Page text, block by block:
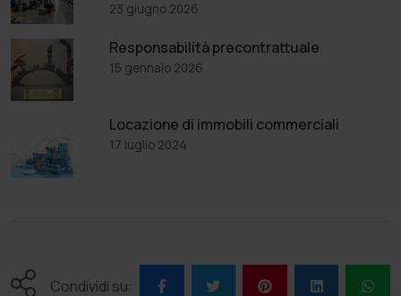
23 giugno 2026
Responsabilità precontrattuale
15 gennaio 2026
Locazione di immobili commerciali
17 luglio 2024
Condividi su: